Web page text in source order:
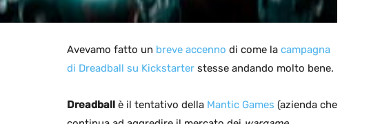
Avevamo fatto un breve accenno di come la campagna
di Dreadball su Kickstarter stesse andando molto bene.
Dreadball è il tentativo della Mantic Games (azienda che